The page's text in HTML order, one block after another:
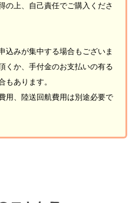
の上、自己責任でご購入くださ
込みが集中する場合もございま
くか、手付金のお支払いの有る
もあります。
用、陸送回航費用は別途必要で